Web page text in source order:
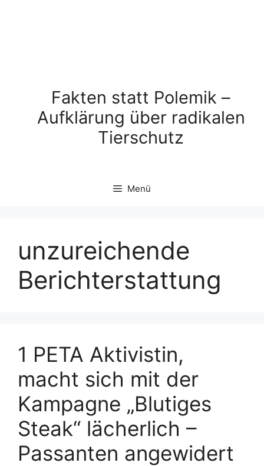
Fakten statt Polemik –
Aufklärung über radikalen
Tierschutz
Menü
unzureichende
Berichterstattung
1 PETA Aktivistin,
macht sich mit der
Kampagne „Blutiges
Steak“ lächerlich –
Passanten angewidert